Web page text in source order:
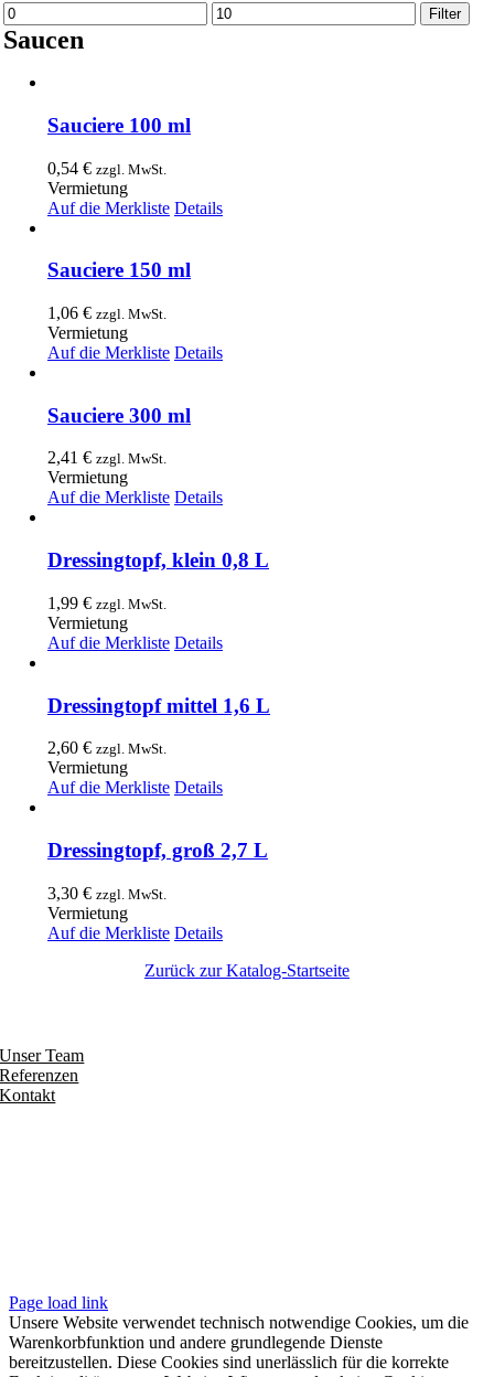
Min.
Preis
Max.
Preis
Filter
Saucen
Sauciere 100 ml
0,54 € zzgl. MwSt.
Vermietung
Auf die Merkliste Details
Sauciere 150 ml
1,06 € zzgl. MwSt.
Vermietung
Auf die Merkliste Details
Sauciere 300 ml
2,41 € zzgl. MwSt.
Vermietung
Auf die Merkliste Details
Dressingtopf, klein 0,8 L
1,99 € zzgl. MwSt.
Vermietung
Auf die Merkliste Details
Dressingtopf mittel 1,6 L
2,60 € zzgl. MwSt.
Vermietung
Auf die Merkliste Details
Dressingtopf, groß 2,7 L
3,30 € zzgl. MwSt.
Vermietung
Auf die Merkliste Details
Zurück zur Katalog-Startseite
Unser Team
Referenzen
Kontakt
Page load link
Unsere Website verwendet technisch notwendige Cookies, um die
Warenkorbfunktion und andere grundlegende Dienste
bereitzustellen. Diese Cookies sind unerlässlich für die korrekte